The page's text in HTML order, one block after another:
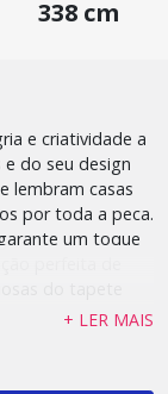
338 cm
e criatividade a
do seu design
lembram casas
por toda a peca.
um toque
geométrico+ LER MAIS